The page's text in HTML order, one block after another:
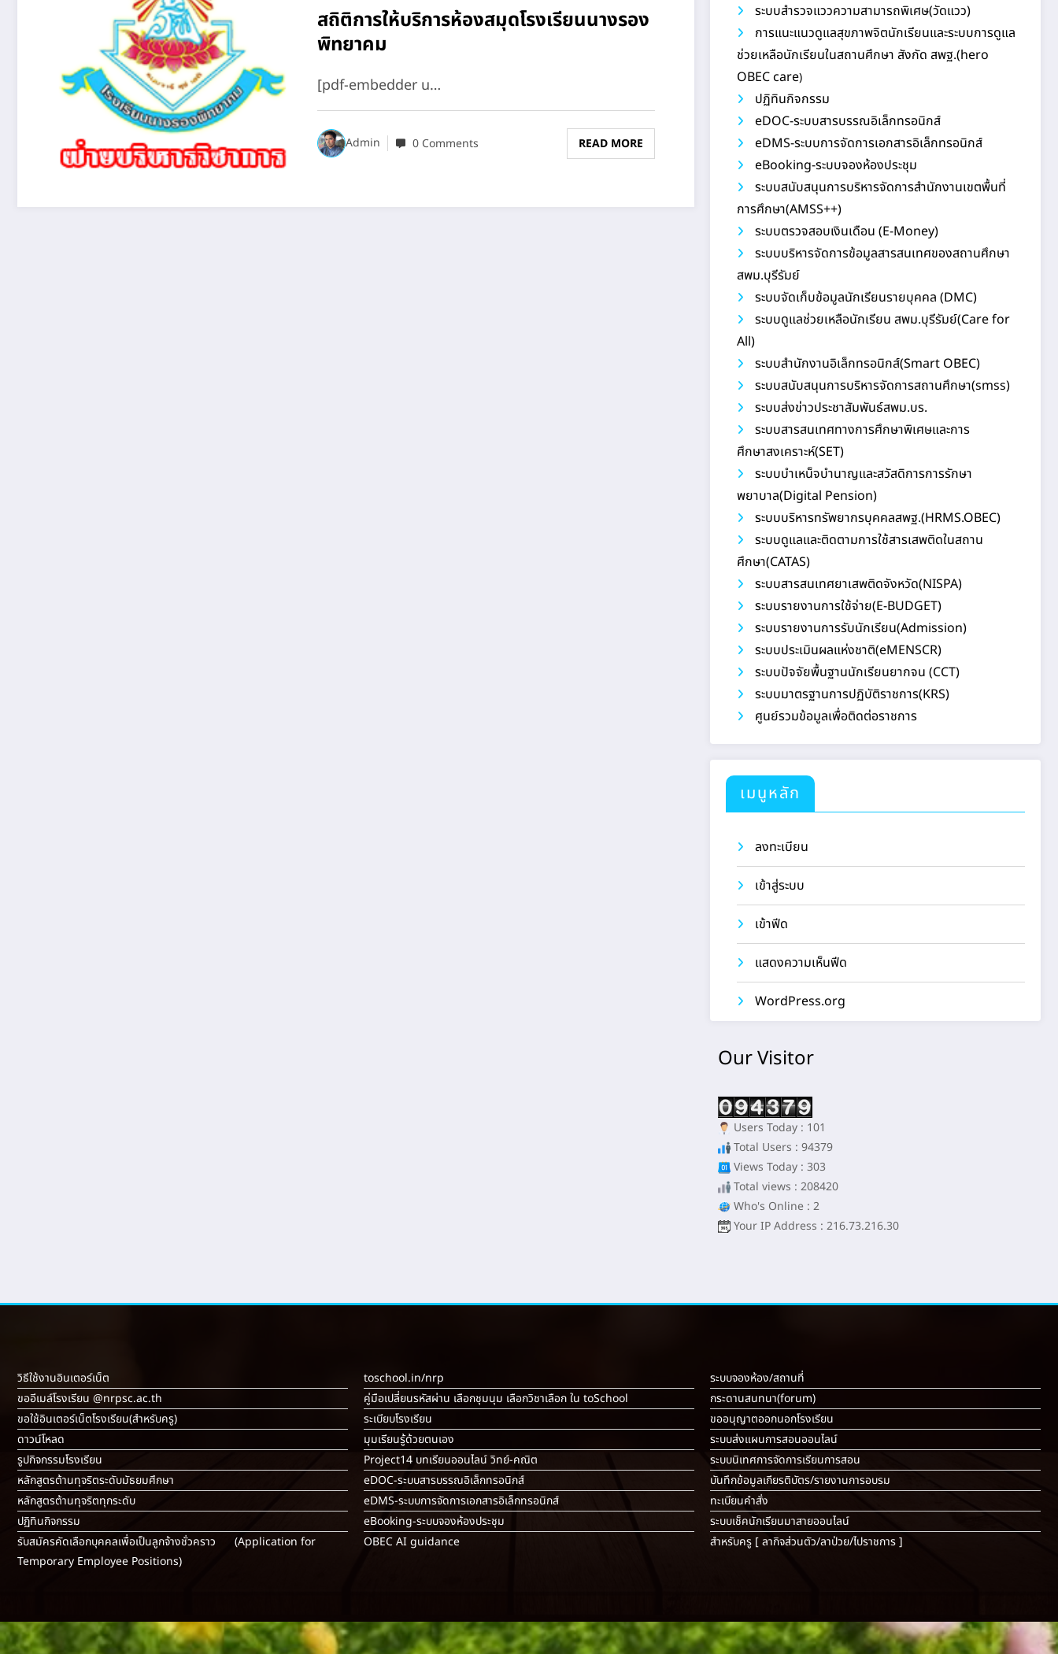
สถิติการให้บริการห้องสมุดโรงเรียนนางรอง
พิทยาคม
[pdf-embedder u…
Admin 0 Comments READ MORE
ระบบสำรวจแววความสามารถพิเศษ(วัดแวว)
การแนะแนวดูแลสุขภาพจิตนักเรียนและระบบการดูแล
ช่วยเหลือนักเรียนในสถานศึกษา สังกัด สพฐ.(hero
OBEC care)
ปฏิทินกิจกรรม
eDOC-ระบบสารบรรณอิเล็กทรอนิกส์
eDMS-ระบบการจัดการเอกสารอิเล็กทรอนิกส์
eBooking-ระบบจองห้องประชุม
ระบบสนับสนุนการบริหารจัดการสำนักงานเขตพื้นที่
การศึกษา(AMSS++)
ระบบตรวจสอบเงินเดือน (E-Money)
ระบบบริหารจัดการข้อมูลสารสนเทศของสถานศึกษา
สพม.บุรีรัมย์
ระบบจัดเก็บข้อมูลนักเรียนรายบุคคล (DMC)
ระบบดูแลช่วยเหลือนักเรียน สพม.บุรีรัมย์(Care for
All)
ระบบสำนักงานอิเล็กทรอนิกส์(Smart OBEC)
ระบบสนับสนุนการบริหารจัดการสถานศึกษา(smss)
ระบบส่งข่าวประชาสัมพันธ์สพม.บร.
ระบบสารสนเทศทางการศึกษาพิเศษและการ
ศึกษาสงเคราะห์(SET)
ระบบบำเหน็จบำนาญและสวัสดิการการรักษา
พยาบาล(Digital Pension)
ระบบบริหารทรัพยากรบุคคลสพฐ.(HRMS.OBEC)
ระบบดูแลและติดตามการใช้สารเสพติดในสถาน
ศึกษา(CATAS)
ระบบสารสนเทศยาเสพติดจังหวัด(NISPA)
ระบบรายงานการใช้จ่าย(E-BUDGET)
ระบบรายงานการรับนักเรียน(Admission)
ระบบประเมินผลแห่งชาติ(eMENSCR)
ระบบปัจจัยพื้นฐานนักเรียนยากจน (CCT)
ระบบมาตรฐานการปฏิบัติราชการ(KRS)
ศูนย์รวมข้อมูลเพื่อติดต่อราชการ
เมนูหลัก
ลงทะเบียน
เข้าสู่ระบบ
เข้าฟีด
แสดงความเห็นฟีด
WordPress.org
Our Visitor
Users Today : 101
Total Users : 94379
Views Today : 303
Total views : 208420
Who's Online : 2
Your IP Address : 216.73.216.30
วิธีใช้งานอินเตอร์เน็ต
ขออีเมล์โรงเรียน @nrpsc.ac.th
ขอใช้อินเตอร์เน็ตโรงเรียน(สำหรับครู)
ดาวน์โหลด
รูปกิจกรรมโรงเรียน
หลักสูตรต้านทุจริตระดับมัธยมศึกษา
หลักสูตรต้านทุจริตทุกระดับ
ปฏิทินกิจกรรม
รับสมัครคัดเลือกบุคคลเพื่อเป็นลูกจ้างชั่วคราว (Application for
Temporary Employee Positions)
toschool.in/nrp
คู่มือเปลี่ยนรหัสผ่าน เลือกชุมนุม เลือกวิชาเลือก ใน toSchool
ระเบียบโรงเรียน
มุมเรียนรู้ด้วยตนเอง
Project14 บทเรียนออนไลน์ วิทย์-คณิต
eDOC-ระบบสารบรรณอิเล็กทรอนิกส์
eDMS-ระบบการจัดการเอกสารอิเล็กทรอนิกส์
eBooking-ระบบจองห้องประชุม
OBEC AI guidance
ระบบจองห้อง/สถานที่
กระดานสนทนา(forum)
ขออนุญาตออกนอกโรงเรียน
ระบบส่งแผนการสอนออนไลน์
ระบบนิเทศการจัดการเรียนการสอน
บันทึกข้อมูลเกียรติบัตร/รายงานการอบรม
ทะเบียนคำสั่ง
ระบบเช็คนักเรียนมาสายออนไลน์
สำหรับครู [ลากิจส่วนตัว/ลาป่วย/ไปราชการ]